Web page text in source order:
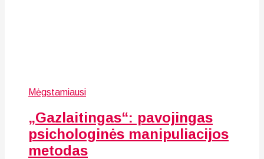
Mėgstamiausi
„Gazlaitingas“: pavojingas
psichologinės manipuliacijos
metodas